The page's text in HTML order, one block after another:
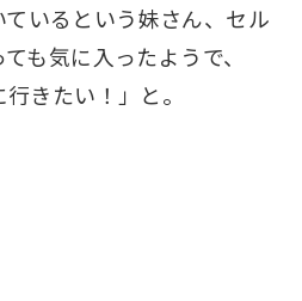
いるという妹さん、セル
も気に入ったようで、
きたい！」と。